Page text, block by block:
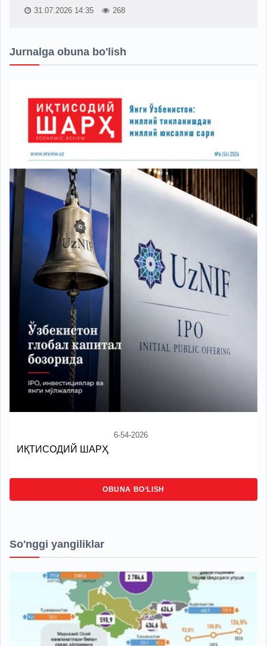
31.07.2026 14:35 268
Jurnalga obuna bo'lish
6-54-2026
ИҚТИСОДИЙ ШАРҲ
OBUNA BO‘LISH
So'nggi yangiliklar